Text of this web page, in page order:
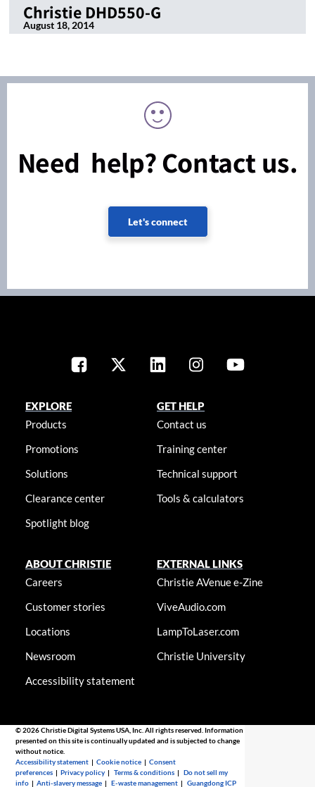
Christie DHD550-G
August 18, 2014
Need help? Contact us.
Let's connect
EXPLORE
Products
Promotions
Solutions
Clearance center
Spotlight blog
GET HELP
Contact us
Training center
Technical support
Tools & calculators
ABOUT CHRISTIE
Careers
Customer stories
Locations
Newsroom
Accessibility statement
EXTERNAL LINKS
Christie AVenue e-Zine
ViveAudio.com
LampToLaser.com
Christie University
© 2026 Christie Digital Systems USA, Inc. All rights reserved. Information
presented on this site is continually updated and is subjected to change
without notice.
Accessibility statement |Cookie notice |Consent
preferences |Privacy policy |Terms & conditions |Do not sell my
info |Anti-slavery message |E-waste management |Guangdong ICP